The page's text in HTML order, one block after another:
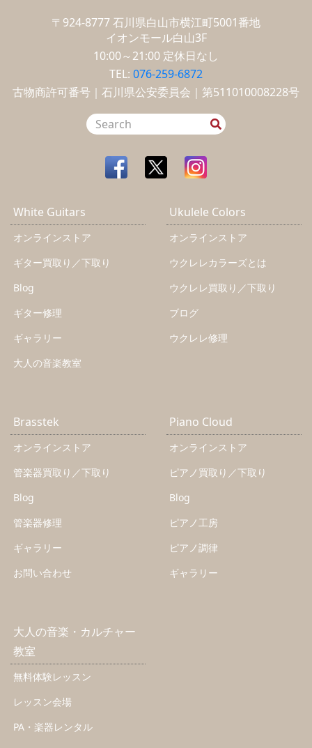
〒924-8777石川県白山市横江町5001番地
イオンモール白山3F
10:00～21:00 定休日なし
TEL: 076-259-6872
古物商許可番号｜石川県公安委員会｜第511010008228号
White Guitars
オンラインストア
ギター買取り／下取り
Blog
ギター修理
ギャラリー
大人の音楽教室
Ukulele Colors
オンラインストア
ウクレレカラーズとは
ウクレレ買取り／下取り
ブログ
ウクレレ修理
Brasstek
オンラインストア
管楽器買取り／下取り
Blog
管楽器修理
ギャラリー
お問い合わせ
Piano Cloud
オンラインストア
ピアノ買取り／下取り
Blog
ピアノ工房
ピアノ調律
ギャラリー
大人の音楽・カルチャー
教室
無料体験レッスン
レッスン会場
PA・楽器レンタル